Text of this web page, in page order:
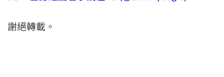
謝絕轉載。